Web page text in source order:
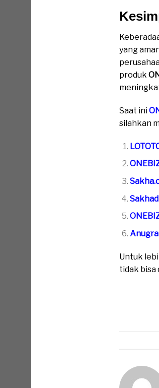
yang
produk
Saat ini
silahkan
Untuk
tidak bisa